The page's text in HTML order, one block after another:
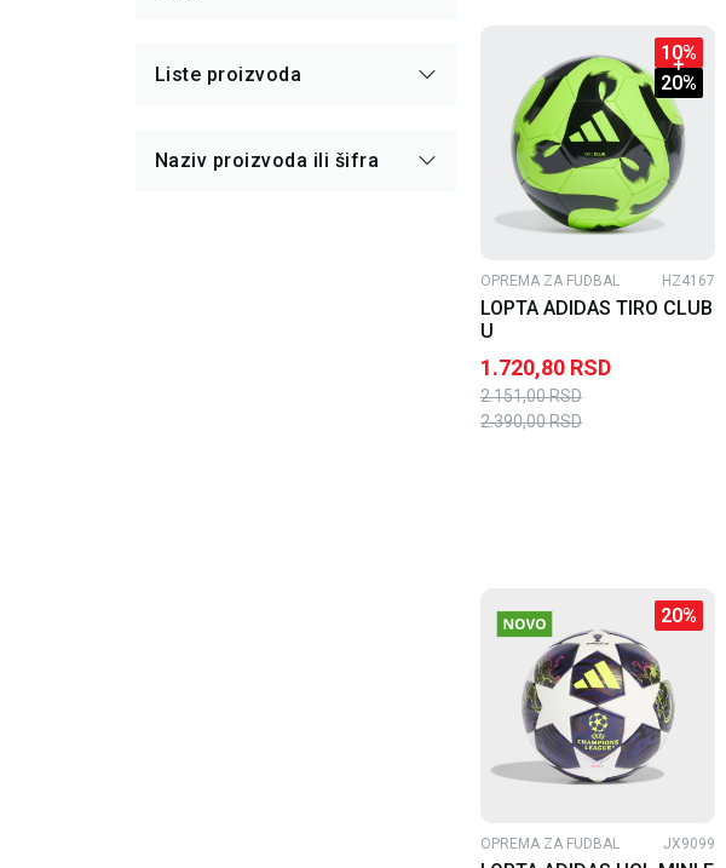
Liste proizvoda
Naziv proizvoda ili šifra
10%
20%
OPREMA ZA FUDBAL HZ4167
LOPTA ADIDAS TIRO CLUB
U
1.720,80 RSD
2.151,00RSD
2.390,00RSD
20%
OPREMA ZA FUDBAL JX9099